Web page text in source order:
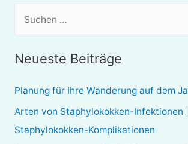
e
n
n
Neueste Beiträge
Planung für Ihre Wanderung auf dem
Arten von Staphylokokken-Infektionen
Staphylokokken-Komplikationen